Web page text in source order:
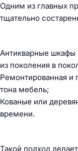
Одним из главных
тщательно
Антикварные
из поколения в
Ремонтированная и
тона мебель;
Кованые или
времени.
Такой подход